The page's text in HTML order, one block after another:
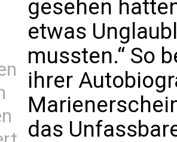
gesehen
etwas
mussten.“ So
ihrer
das